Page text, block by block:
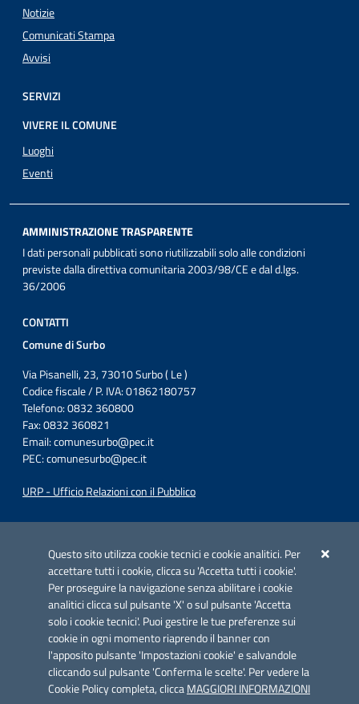
Questo sito utilizza cookie tecnici e cookie analitici. Per
accettare tutti i cookie, clicca su 'Accetta tutti i cookie'.
Per proseguire la navigazione senza abilitare i cookie
analitici clicca sul pulsante 'X' o sul pulsante 'Accetta
solo i cookie tecnici'. Puoi gestire le tue preferenze sui
cookie in ogni momento riaprendo il banner con
l'apposito pulsante 'Impostazioni cookie' e salvandole
cliccando sul pulsante 'Conferma le scelte'. Per vedere la
Cookie Policy completa, cliccaMAGGIORI INFORMAZIONI
Notizie
Comunicati Stampa
Avvisi
SERVIZI
VIVERE IL COMUNE
Luoghi
Eventi
AMMINISTRAZIONE TRASPARENTE
I dati personali pubblicati sono riutilizzabili solo alle condizioni
previste dalla direttiva comunitaria 2003/98/CE e dal d.lgs.
36/2006
CONTATTI
Comune di Surbo
Via Pisanelli, 23, 73010 Surbo ( Le )
Codice fiscale / P. IVA: 01862180757
Telefono: 0832 360800
Fax: 0832 360821
Email:comunesurbo@pec.it
PEC:comunesurbo@pec.it
URP - Ufficio Relazioni con il Pubblico
Azione 2.3.
Link utili
Informativa privacy